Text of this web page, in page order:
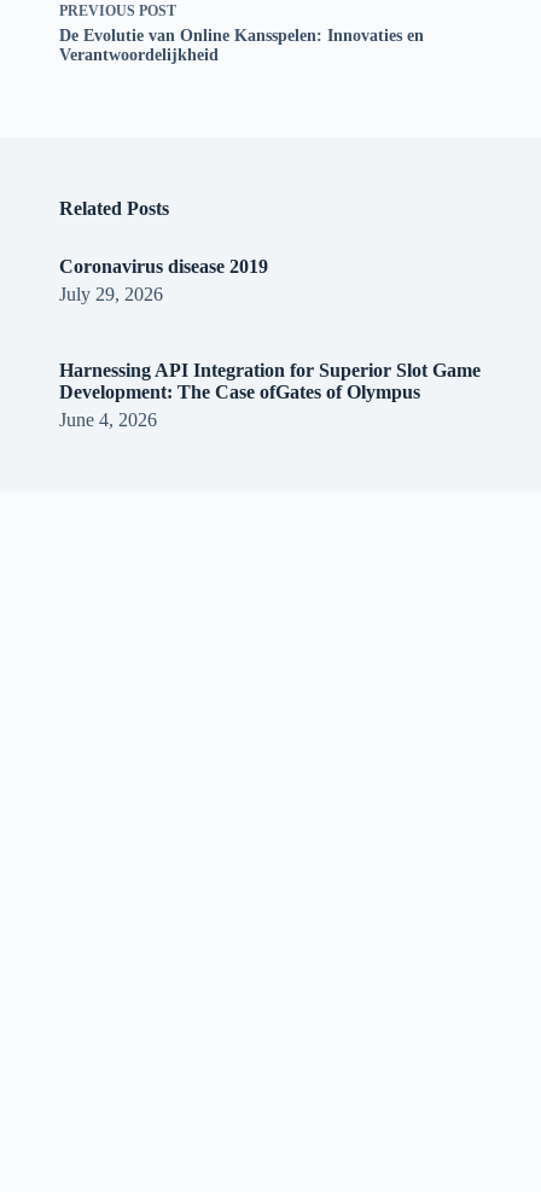
PREVIOUS POST
De Evolutie van Online Kansspelen: Innovaties en
Verantwoordelijkheid
Related Posts
Coronavirus disease 2019
July 29, 2026
Harnessing API Integration for Superior Slot Game
Development: The Case ofGates of Olympus
June 4, 2026